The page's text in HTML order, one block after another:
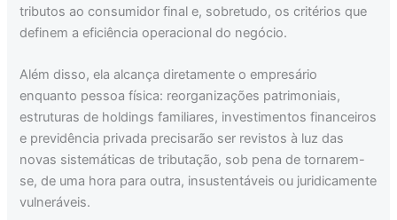
tributos ao consumidor final e, sobretudo, os critérios que
definem a eficiência operacional do negócio.
Além disso, ela alcança diretamente o empresário
enquanto pessoa física: reorganizações patrimoniais,
estruturas de holdings familiares, investimentos financeiros
e previdência privada precisarão ser revistos à luz das
novas sistemáticas de tributação, sob pena de tornarem-
se, de uma hora para outra, insustentáveis ou juridicamente
vulneráveis.